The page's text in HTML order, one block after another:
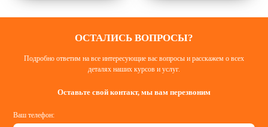
ОСТАЛИСЬ ВОПРОСЫ?
Подробно ответим на все интересующие вас вопросы и расскажем о всех
деталях наших курсов и услуг.
Оставьте свой контакт, мы вам перезвоним
Ваш телефон: